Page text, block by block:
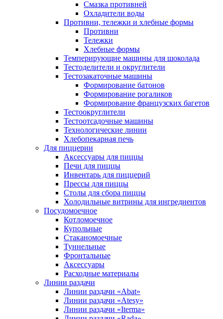
Смазка противней
Охладители воды
Противни, тележки и хлебные формы
Противни
Тележки
Хлебные формы
Темперирующие машины для шоколада
Тестоделители и округлители
Тестозакаточные машины
Формирование батонов
Формирование рогаликов
Формирование французских багетов
Тестоокруглители
Тестоотсадочные машины
Технологические линии
Хлебопекарная печь
Для пиццерии
Аксессуары для пиццы
Печи для пиццы
Инвентарь для пиццерий
Прессы для пиццы
Столы для сбора пиццы
Холодильные витрины для ингредиентов
Посудомоечное
Котломоечное
Купольные
Стаканомоечные
Туннельные
Фронтальные
Аксессуары
Расходные материалы
Линии раздачи
Линии раздачи «Abat»
Линии раздачи «Atesy»
Линии раздачи «Iterma»